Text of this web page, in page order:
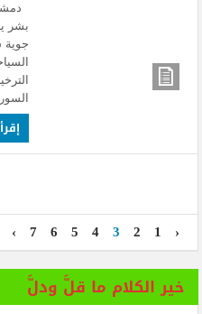
بشر
جوية
‹
1
2
3
4
5
6
7
›
خير الكلام ما قلَّ ودلَّ